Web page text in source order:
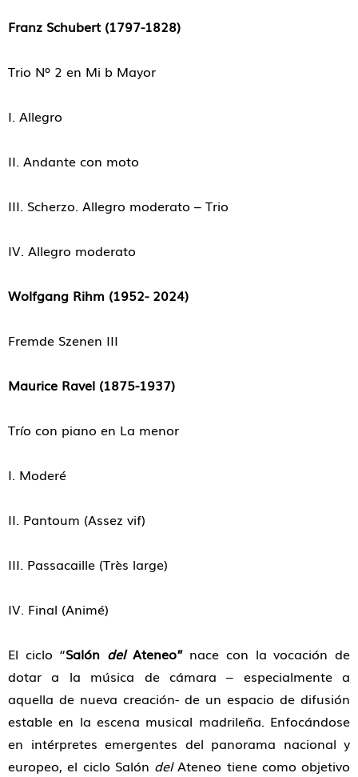
Franz Schubert (1797-1828)
Trio Nº 2 en Mi b Mayor
I. Allegro
II. Andante con moto
III. Scherzo. Allegro moderato – Trio
IV. Allegro moderato
Wolfgang Rihm (1952- 2024)
Fremde Szenen III
Maurice Ravel (1875-1937)
Trío con piano en La menor
I. Moderé
II. Pantoum (Assez vif)
III. Passacaille (Très large)
IV. Final (Animé)
El ciclo “Salón delAteneo”nace con la vocación de
dotar a la música de cámara – especialmente a
aquella de nueva creación- de un espacio de difusión
estable en la escena musical madrileña. Enfocándose
en intérpretes emergentes del panorama nacional y
europeo, el ciclo Salón delAteneo tiene como objetivo